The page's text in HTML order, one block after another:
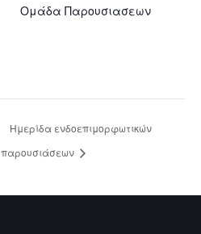
Ομάδα Παρουσιασεων
Ημερίδα ενδοεπιμορφωτικών
παρουσιάσεων